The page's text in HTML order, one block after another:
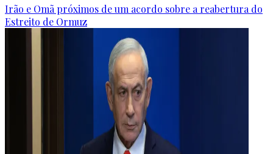
Irão e Omã próximos de um acordo sobre a reabertura do
Estreito de Ormuz